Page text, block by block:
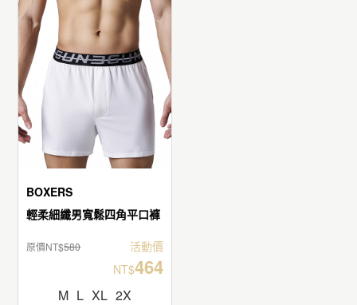
BOXERS
輕柔細纖男寬鬆四角平口褲
原價NT$580
活動價
NT$464
M L XL 2X